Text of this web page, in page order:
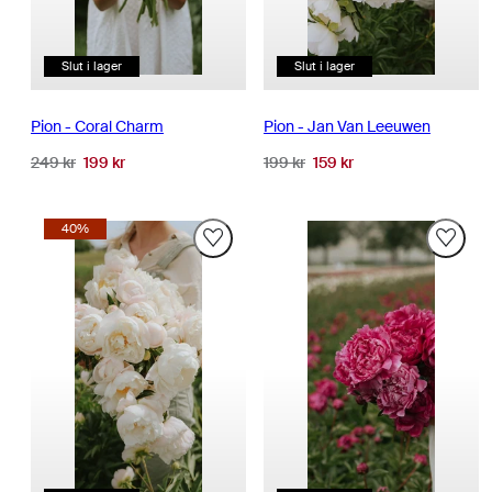
Slut i lager
Pion - Coral Charm
Normalpris
249 kr Reapris
199 kr
Slut i lager
Pion - Jan Van Leeuwen
Normalpris
199 kr Reapris
159 kr
40%